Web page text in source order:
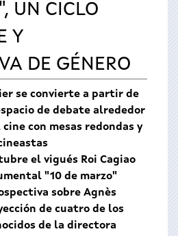
UN CICLO
Y
DE GÉNERO
se convierte a partir de
de debate alrededor
con mesas redondas y
el vigués Roi Cagiao
"10 de marzo"
sobre Agnès
de cuatro de los
de la directora